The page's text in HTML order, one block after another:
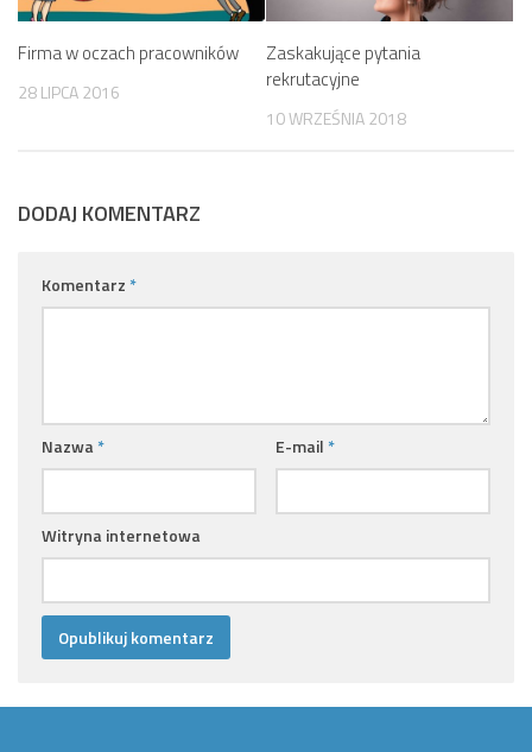
Firma w oczach pracowników
28 LIPCA 2016
Zaskakujące pytania
rekrutacyjne
10 WRZEŚNIA 2018
DODAJ KOMENTARZ
Komentarz *
Nazwa * E-mail *
Witryna internetowa